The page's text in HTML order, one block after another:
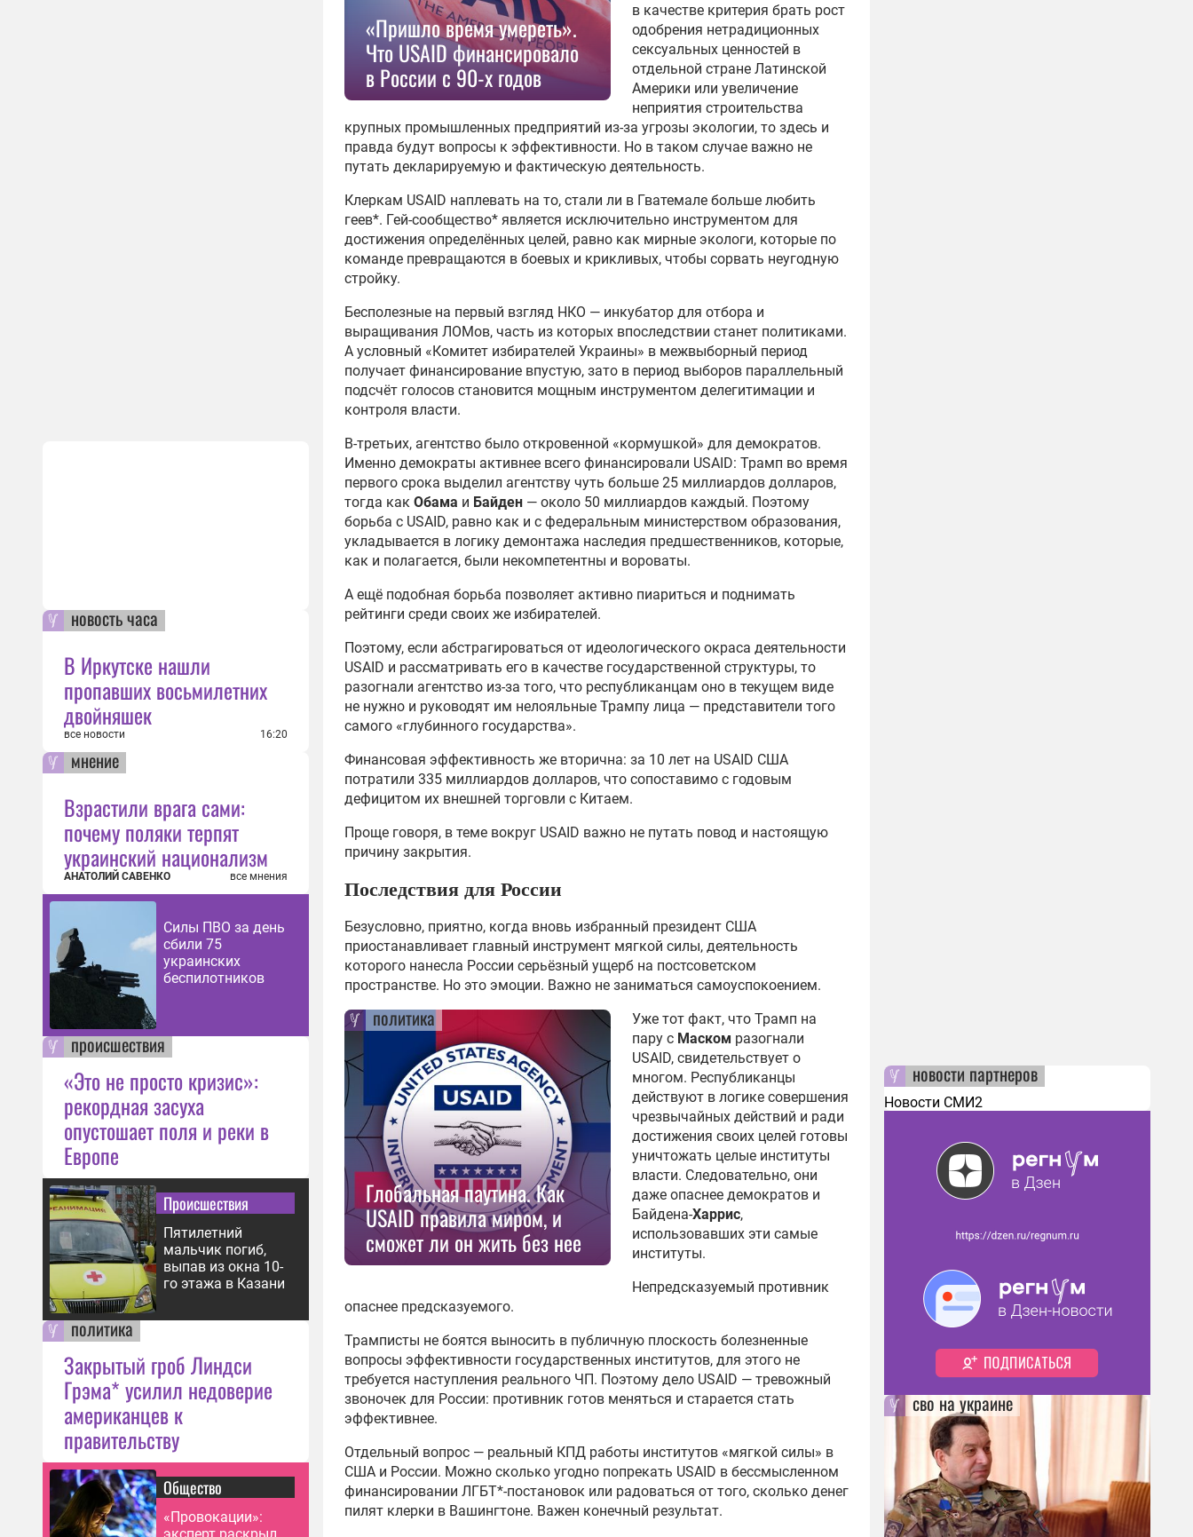
новость часа
В Иркутске нашли
пропавших восьмилетних
двойняшек
все новости 16:20
мнение
Взрастили врага сами:
почему поляки терпят
украинский национализм
АНАТОЛИЙ САВЕНКО все мнения
Силы ПВО за день
сбили 75
украинских
беспилотников
происшествия
«Это не просто кризис»:
рекордная засуха
опустошает поля и реки в
Европе
Происшествия
Пятилетний
мальчик погиб,
выпав из окна 10-
го этажа в Казани
политика
Закрытый гроб Линдси
Грэма* усилил недоверие
американцев к
правительству
Общество
«Провокации»:
«Пришло время умереть».
Что USAID финансировало
в России с 90-х годов
в качестве критерия брать рост
одобрения нетрадиционных
сексуальных ценностей в
отдельной стране Латинской
Америки или увеличение
неприятия строительства
крупных промышленных предприятий из-за угрозы экологии, то здесь и
правда будут вопросы к эффективности. Но в таком случае важно не
путать декларируемую и фактическую деятельность.
Клеркам USAID наплевать на то, стали ли в Гватемале больше любить
геев*. Гей-сообщество* является исключительно инструментом для
достижения определённых целей, равно как мирные экологи, которые по
команде превращаются в боевых и крикливых, чтобы сорвать неугодную
стройку.
Бесполезные на первый взгляд НКО — инкубатор для отбора и
выращивания ЛОМов, часть из которых впоследствии станет политиками.
А условный «Комитет избирателей Украины» в межвыборный период
получает финансирование впустую, зато в период выборов параллельный
подсчёт голосов становится мощным инструментом делегитимации и
контроля власти.
В-третьих, агентство было откровенной «кормушкой» для демократов.
Именно демократы активнее всего финансировали USAID: Трамп во время
первого срока выделил агентству чуть больше 25 миллиардов долларов,
тогда как Обама и Байден — около 50 миллиардов каждый. Поэтому
борьба с USAID, равно как и с федеральным министерством образования,
укладывается в логику демонтажа наследия предшественников, которые,
как и полагается, были некомпетентны и вороваты.
А ещё подобная борьба позволяет активно пиариться и поднимать
рейтинги среди своих же избирателей.
Поэтому, если абстрагироваться от идеологического окраса деятельности
USAID и рассматривать его в качестве государственной структуры, то
разогнали агентство из-за того, что республиканцам оно в текущем виде
не нужно и руководят им нелояльные Трампу лица — представители того
самого «глубинного государства».
Финансовая эффективность же вторична: за 10 лет на USAID США
потратили 335 миллиардов долларов, что сопоставимо с годовым
дефицитом их внешней торговли с Китаем.
Проще говоря, в теме вокруг USAID важно не путать повод и настоящую
причину закрытия.
Последствия для России
Безусловно, приятно, когда вновь избранный президент США
приостанавливает главный инструмент мягкой силы, деятельность
которого нанесла России серьёзный ущерб на постсоветском
пространстве. Но это эмоции. Важно не заниматься самоуспокоением.
политика
Глобальная паутина. Как
USAID правила миром, и
сможет ли он жить без нее
Уже тот факт, что Трамп на
пару с Маском разогнали
USAID, свидетельствует о
многом. Республиканцы
действуют в логике совершения
чрезвычайных действий и ради
достижения своих целей готовы
уничтожать целые институты
власти. Следовательно, они
даже опаснее демократов и
Байдена-Харрис,
использовавших эти самые
институты.
Непредсказуемый противник
опаснее предсказуемого.
Трамписты не боятся выносить в публичную плоскость болезненные
вопросы эффективности государственных институтов, для этого не
требуется наступления реального ЧП. Поэтому дело USAID — тревожный
звоночек для России: противник готов меняться и старается стать
эффективнее.
Отдельный вопрос — реальный КПД работы институтов «мягкой силы» в
США и России. Можно сколько угодно попрекать USAID в бессмысленном
финансировании ЛГБТ*-постановок или радоваться от того, сколько денег
пилят клерки в Вашингтоне. Важен конечный результат.
новости партнеров
Новости СМИ2
сво на украине